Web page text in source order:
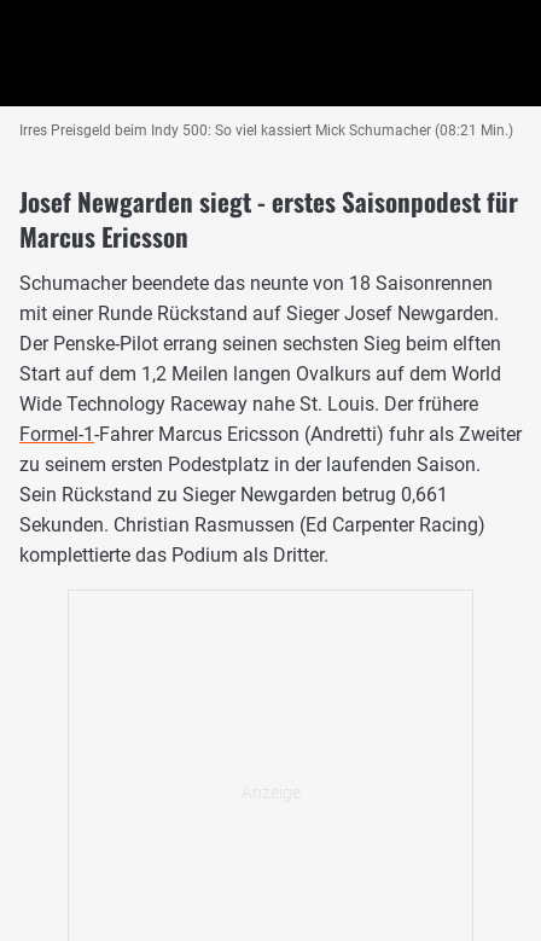
Irres Preisgeld beim Indy 500: So viel kassiert Mick Schumacher (08:21 Min.)
Josef Newgarden siegt - erstes Saisonpodest für
Marcus Ericsson
Schumacher beendete das neunte von 18 Saisonrennen
mit einer Runde Rückstand auf Sieger Josef Newgarden.
Der Penske-Pilot errang seinen sechsten Sieg beim elften
Start auf dem 1,2 Meilen langen Ovalkurs auf dem World
Wide Technology Raceway nahe St. Louis. Der frühere
Formel-1-Fahrer Marcus Ericsson (Andretti) fuhr als Zweiter
zu seinem ersten Podestplatz in der laufenden Saison.
Sein Rückstand zu Sieger Newgarden betrug 0,661
Sekunden. Christian Rasmussen (Ed Carpenter Racing)
komplettierte das Podium als Dritter.